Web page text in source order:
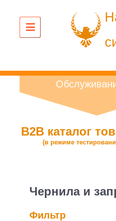
B2B каталог
(в режиме
Чернила и
Фильтр